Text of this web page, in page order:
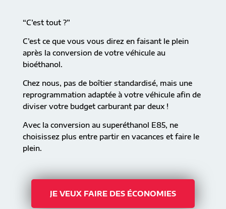
“C’est tout ?”
C’est ce que vous vous direz en faisant le plein
après la conversion de votre véhicule au
bioéthanol.
Chez nous, pas de boîtier standardisé, mais une
reprogrammation adaptée à votre véhicule afin de
diviser votre budget carburant par deux !
Avec la conversion au superéthanol E85, ne
choisissez plus entre partir en vacances et faire le
plein.
JE VEUX FAIRE DES ÉCONOMIES